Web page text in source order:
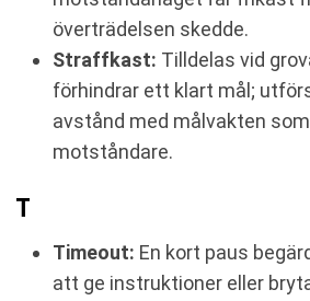
överträdelsen skedde.
Straffkast: Tilldelas vid
förhindrar ett klart mål;
avstånd med målvakten
motståndare.
T
Timeout: En kort paus
att ge instruktioner eller